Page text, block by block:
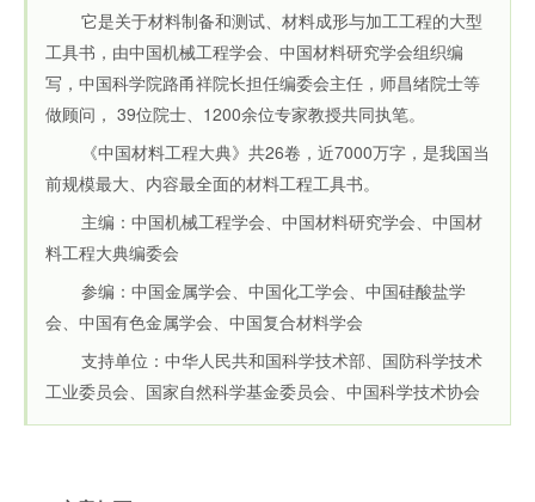
它是关于材料制备和测试、材料成形与加工工程的大型
工具书，由中国机械工程学会、中国材料研究学会组织编
写，中国科学院路甬祥院长担任编委会主任，师昌绪院士等
做顾问， 39位院士、1200余位专家教授共同执笔。
《中国材料工程大典》共26卷，近7000万字，是我国当
前规模最大、内容最全面的材料工程工具书。
主编：中国机械工程学会、中国材料研究学会、中国材
料工程大典编委会
参编：中国金属学会、中国化工学会、中国硅酸盐学
会、中国有色金属学会、中国复合材料学会
支持单位：中华人民共和国科学技术部、国防科学技术
工业委员会、国家自然科学基金委员会、中国科学技术协会